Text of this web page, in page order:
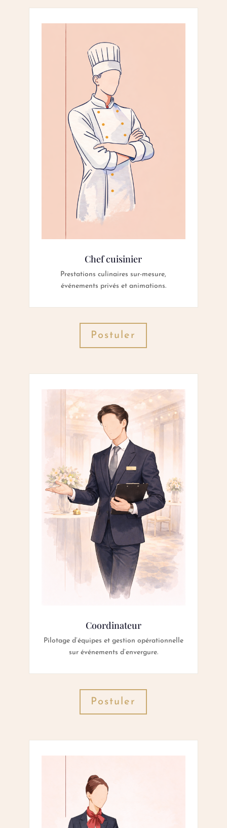
Chef cuisinier
Prestations culinaires sur-mesure,
événements privés et animations.
Postuler
Coordinateur
Pilotage d’équipes et gestion opérationnelle
sur événements d’envergure.
Postuler